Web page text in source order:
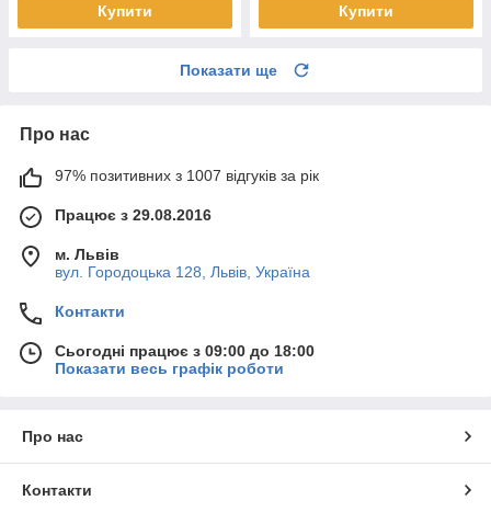
Купити Купити
Показати ще
Про нас
97% позитивних з 1007 відгуків за рік
Працює з 29.08.2016
м. Львів
вул. Городоцька 128, Львів, Україна
Контакти
Сьогодні працює з 09:00 до 18:00
Показати весь графік роботи
Про нас
Контакти